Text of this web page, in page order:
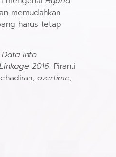
memudahkan
harus tetap
Data into
2016. Piranti
overtime,